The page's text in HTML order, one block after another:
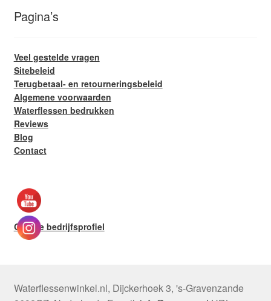
Pagina’s
Veel gestelde vragen
Sitebeleid
Terugbetaal- en retourneringsbeleid
Algemene voorwaarden
Waterflessen bedrukken
Reviews
Blog
Contact
Google bedrijfsprofiel
Waterflessenwinkel.nl, Dijckerhoek 3, 's-Gravenzande